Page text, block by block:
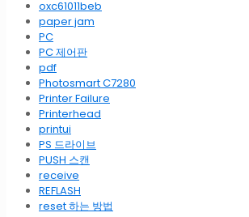
oxc61011beb
paper jam
PC
PC 제어판
pdf
Photosmart C7280
Printer Failure
Printerhead
printui
PS 드라이브
PUSH 스캔
receive
REFLASH
reset 하는 방법